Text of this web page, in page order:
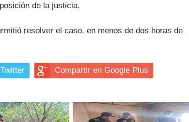
de la justicia.
resolver el caso, en menos de dos horas de
Compartir en Google Plus